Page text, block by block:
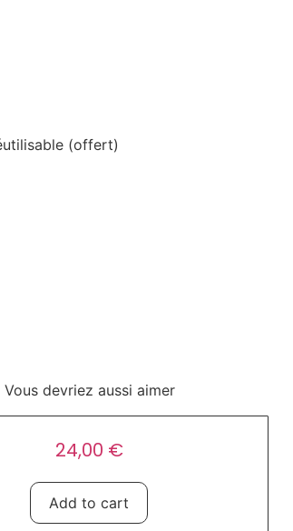
(offert)
Vous devriez aussi aimer
24,00 €
Add to cart